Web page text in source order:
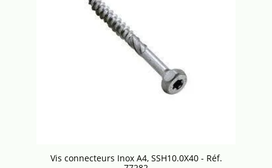
Vis connecteurs Inox A4, SSH10.0X40 - Réf.